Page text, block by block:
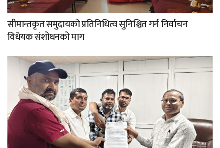
सीमान्तकृत समुदायको प्रतिनिधित्व सुनिश्चित गर्न निर्वाचन
विधेयक संशोधनको माग